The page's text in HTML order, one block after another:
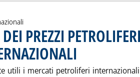
PREZZI
utili i mercati petroliferi